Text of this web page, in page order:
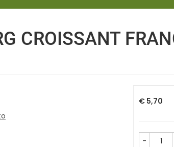
CROISSANT
Prezzo
€ 5,70
-